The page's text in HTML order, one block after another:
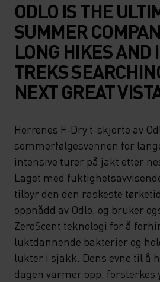
ODLO IS THE
SUMMER
LONG HIKES AND
TREKS
NEXT GREAT
Herrenes F-Dry t-skjorte av
sommerfølgesvennen for
intensive turer på jakt etter
Laget med
tilbyr den den raskeste
oppnådd av Odlo, og bruker
ZeroScent teknologi for å
luktdannende bakterier og
lukter i sjakk. Dens evne til å
dagen varmer opp, forsterkes